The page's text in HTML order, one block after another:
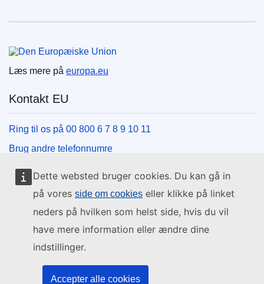
Dette websted bruger cookies. Du kan gå in
på vores side om cookies eller klikke på linket
neders på hvilken som helst side, hvis du vil
have mere information eller ændre dine
indstillinger.
Accepter alle cookies
Læs mere på europa.eu
Kontakt EU
Ring til os på 00 800 6 7 8 9 10 11
Brug andre telefonnumre
Skriv til os via vores kontaktformular
Mød os på et af EU-centrene
Sociale medier
Søg efter EU på de sociale medier
EU-institutioner og -organer